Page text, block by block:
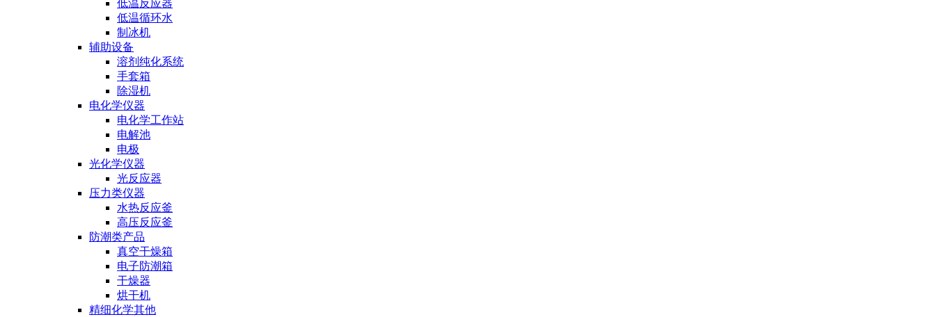
低温反应器
低温循环水
制冰机
辅助设备
溶剂纯化系统
手套箱
除湿机
电化学仪器
电化学工作站
电解池
电极
光化学仪器
光反应器
压力类仪器
水热反应釜
高压反应釜
防潮类产品
真空干燥箱
电子防潮箱
干燥器
烘干机
精细化学其他